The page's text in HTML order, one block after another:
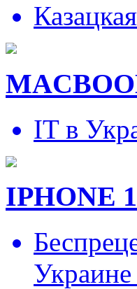
IT в
IPHONE